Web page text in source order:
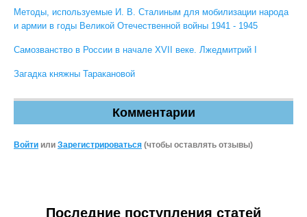
Методы, используемые И. В. Сталиным для мобилизации народа
и армии в годы Великой Отечественной войны 1941 - 1945
Самозванство в России в начале XVII веке. Лжедмитрий I
Загадка княжны Таракановой
Комментарии
Войти или Зарегистрироваться (чтобы оставлять отзывы)
Последние поступления статей